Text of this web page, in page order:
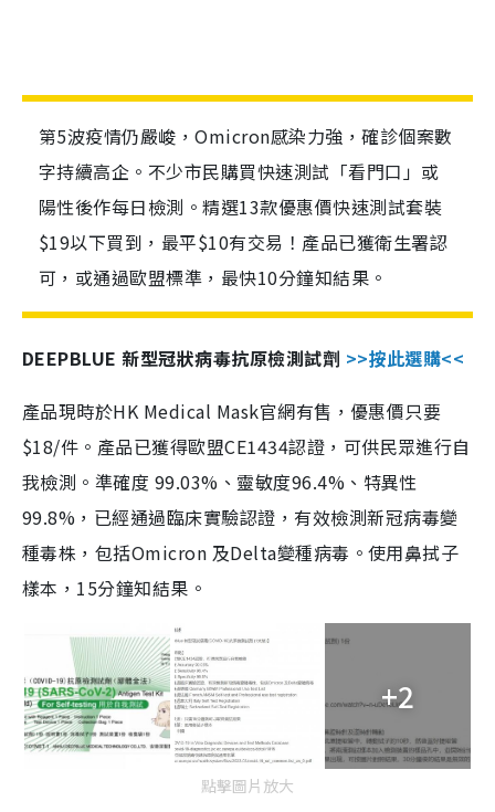
第5波疫情仍嚴峻，Omicron感染力強，確診個案數
字持續高企。不少市民購買快速測試「看門口」或
陽性後作每日檢測。精選13款優惠價快速測試套裝
$19以下買到，最平$10有交易！產品已獲衛生署認
可，或通過歐盟標準，最快10分鐘知結果。
DEEPBLUE 新型冠狀病毒抗原檢測試劑 >>按此選購<<
產品現時於HK Medical Mask官網有售，優惠價只要
$18/件。產品已獲得歐盟CE1434認證，可供民眾進行自
我檢測。準確度 99.03%、靈敏度96.4%、特異性
99.8%，已經通過臨床實驗認證，有效檢測新冠病毒變
種毒株，包括Omicron 及Delta變種病毒。使用鼻拭子
樣本，15分鐘知結果。
+2
點擊圖片放大